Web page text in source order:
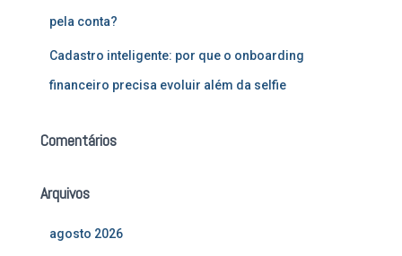
pela conta?
Cadastro inteligente: por que o onboarding
financeiro precisa evoluir além da selfie
Comentários
Arquivos
agosto 2026